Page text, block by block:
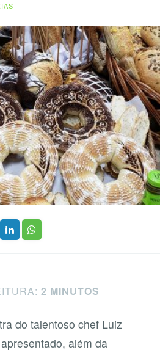
2 MINUTOS
do talentoso chef Luiz
além da